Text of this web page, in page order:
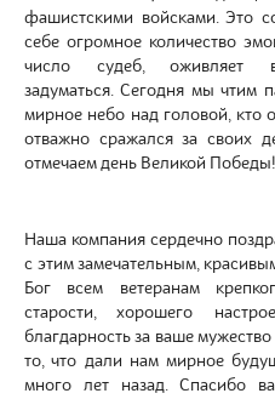
фашистскими войсками. Это
себе огромное количество
число судеб, оживляет
задуматься. Сегодня мы чтим
мирное небо над головой, кто
отважно сражался за своих
отмечаем день Великой Победы!
Наша компания сердечно
с этим замечательным,
Бог всем ветеранам
старости, хорошего
благдарность за ваше мужество
то, что дали нам мирное
много лет назад. Спасибо